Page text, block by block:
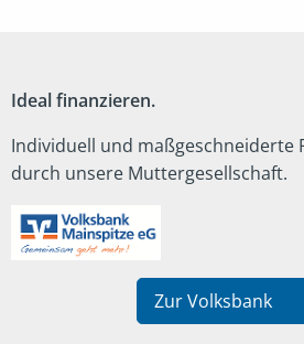
Ideal finanzieren.
Individuell und maßgeschneiderte
durch unsere Muttergesellschaft.
Zur Volksbank